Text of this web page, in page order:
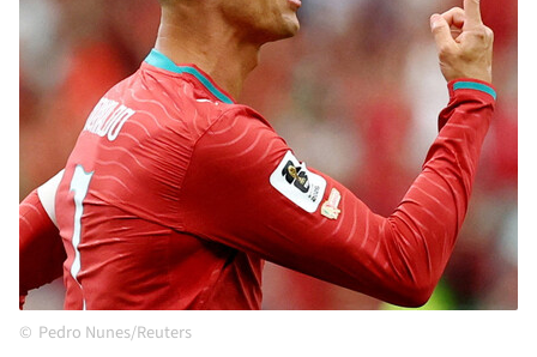
Pedro Nunes/Reuters